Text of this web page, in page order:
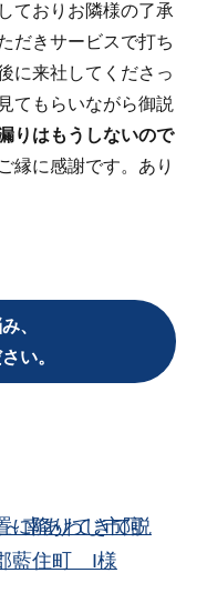
ておりお隣様の了承
だきサービスで打ち
に来社してくださっ
てもらいながら御説
りはもうしないので
縁に感謝です。あり
、
い。
南あわじ市阿
に降りてきて説
藍住町 I様